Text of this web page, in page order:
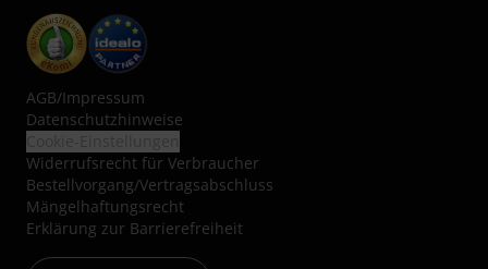
AGB/Impressum
Datenschutzhinweise
Widerrufsrecht für Verbraucher
Bestellvorgang/Vertragsabschluss
Mängelhaftungsrecht
Erklärung zur Barrierefreiheit